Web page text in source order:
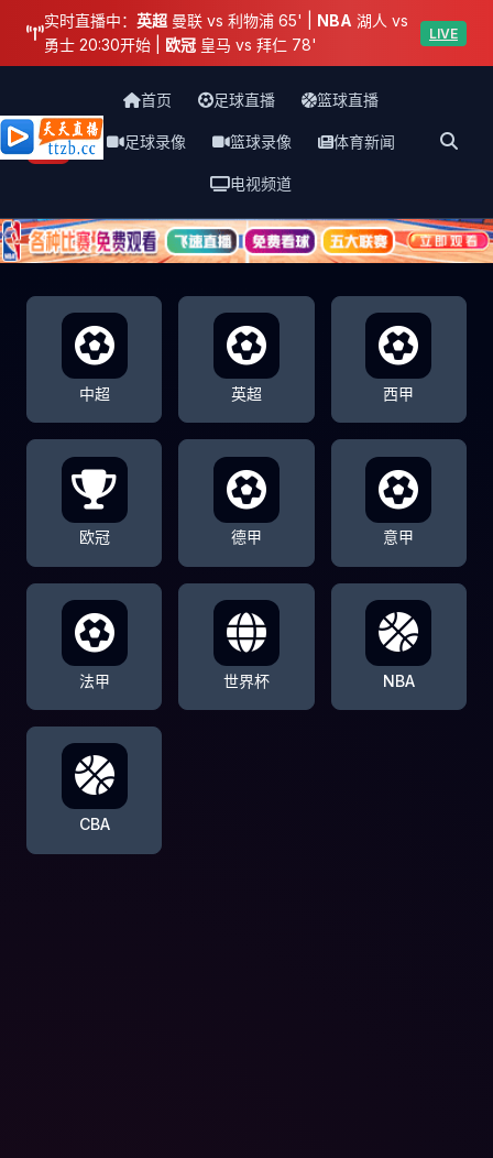
实时直播中： 英超 曼联 vs 利物浦 65' | NBA 湖人 vs
勇士 20:30开始 | 欧冠 皇马 vs 拜仁 78'
LIVE
天天直播网
首页 足球直播 篮球直播
足球录像 篮球录像 体育新闻
电视频道
中超 英超 西甲
欧冠 德甲 意甲
法甲 世界杯 NBA
CBA